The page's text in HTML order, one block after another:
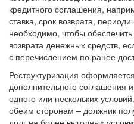
кредитного соглашения,
ставка, срок возврата,
необходимо, чтобы
возврата денежных средств,
с перечислением по ранее
Реструктуризация
дополнительного соглашения
одного или нескольких
обеим сторонам – должник